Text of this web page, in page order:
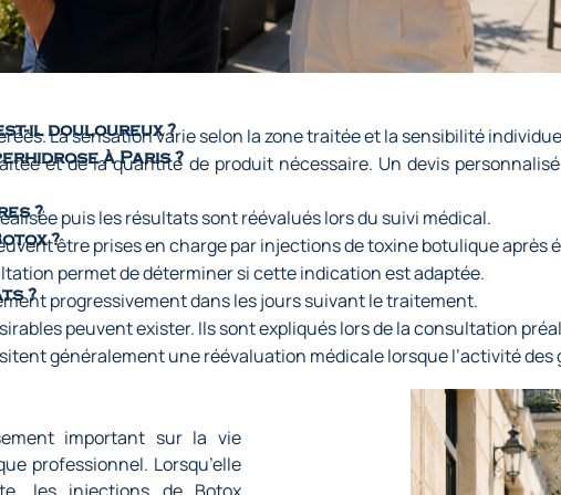
il douloureux ?
La sensation varie selon la zone traitée et la sensibilité
à Paris ?
et de la quantité de produit nécessaire. Un devis
? puis les résultats sont réévalués lors du suivi médical.
?être prises en charge par injections de toxine botulique après
permet de déterminer si cette indication est adaptée.
? progressivement dans les jours suivant le traitement.
peuvent exister. Ils sont expliqués lors de la consultation
généralement une réévaluation médicale lorsque l’activité
important sur la vie
professionnel. Lorsqu’elle